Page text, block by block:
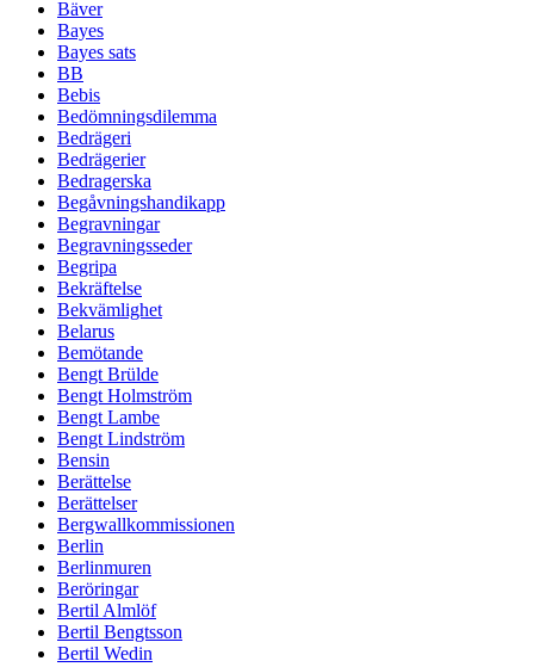
Bäver
Bayes
Bayes sats
BB
Bebis
Bedömningsdilemma
Bedrägeri
Bedrägerier
Bedragerska
Begåvningshandikapp
Begravningar
Begravningsseder
Begripa
Bekräftelse
Bekvämlighet
Belarus
Bemötande
Bengt Brülde
Bengt Holmström
Bengt Lambe
Bengt Lindström
Bensin
Berättelse
Berättelser
Bergwallkommissionen
Berlin
Berlinmuren
Beröringar
Bertil Almlöf
Bertil Bengtsson
Bertil Wedin